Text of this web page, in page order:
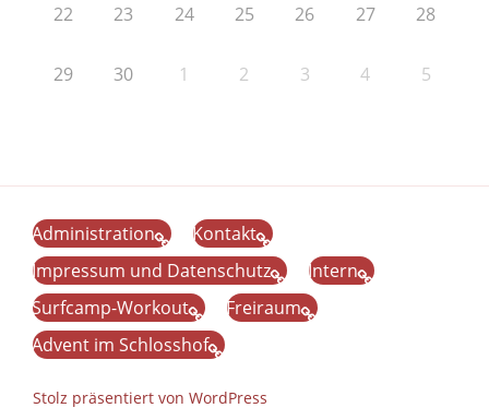
22 23 24 25 26 27 28
29 30 1 2 3 4 5
Administration
Kontakt
Impressum und Datenschutz
Intern
Surfcamp-Workout
Freiraum
Advent im Schlosshof
Stolz präsentiert von WordPress